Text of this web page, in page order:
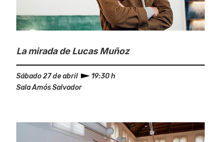
La mirada de Lucas Muñoz
Sábado 27 de abril
19:30 h
Sala Amós Salvador